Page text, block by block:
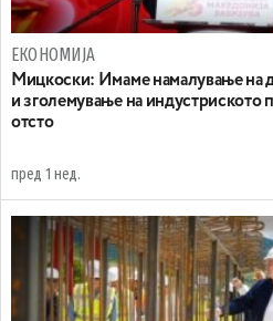
ЕКОНОМИЈА
Mицкоски: Имаме намалување на
и зголемување на индустриското
отсто
пред 1 нед.